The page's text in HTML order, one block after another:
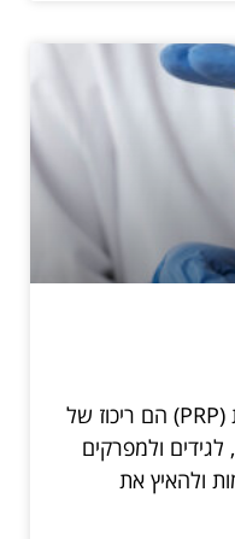
טיפולי פלזמה עשירה בטסיות (PRP) הם ריכוז של
ולמפרקים
ולהאיץ את